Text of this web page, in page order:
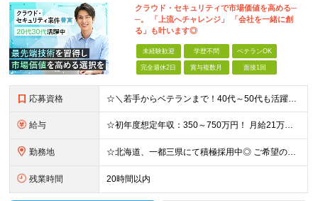
クラウド・セキュリティで市場価値を高める─
─。 「上流へチャレンジ」 「会社を一緒に創
る」も叶います◎
未経験歓迎 学歴不問 ベテランOK
完全週休2日 賞与複数月 面接1回
応募資格 ☆＼若手からベテランまで！40代～50代も活躍中／☆ ◆学歴不問 ◆実務未経験OK ◆経験不問 【☆こんな方を大歓迎しています！☆】 □情報系・工学系の大学（専門学校）を卒業された方 □職業訓練校を
給与 ☆初年度想定年収：350～750万円！ 月給21万円～55万円＋残業代全額支給＋各種手当！ 【500以上の給与テーブルで納得感ある評価体制◎】 【様々な手当をご用意しています！】 ◆通勤手当 ◆
勤務地 ☆北海道、一都三県にて積極採用中◎ ご希望の勤務地を考慮し、北海道、一都三県のお客様先、もしくはオフィスにて勤務いただきます！ 【該当地域】 └北海道・埼玉・東京・神奈川・千葉 ◆本社 東京都港区
残業時間 20時間以内